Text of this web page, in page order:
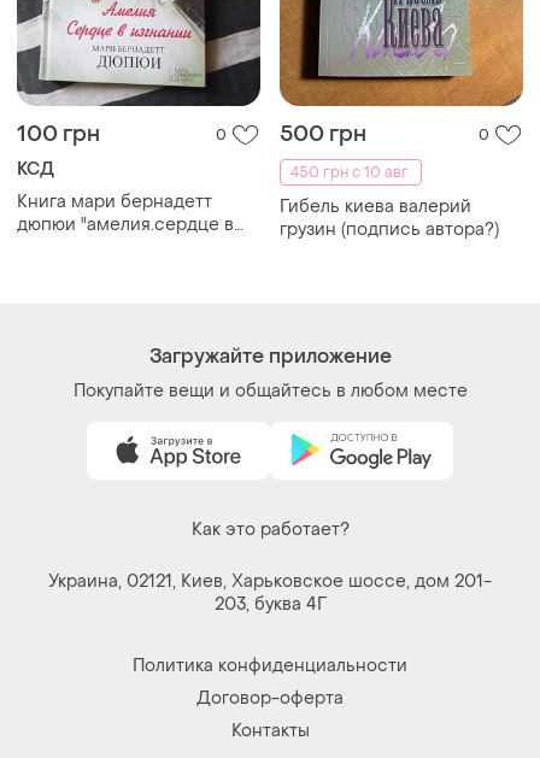
КСД
Книга мари бернадетт
дюпюи "амелия.сердце в
изгнании"
450 грн с 10 авг.
Гибель киева валерий
грузин (подпись автора?)
Загружайте приложение
Покупайте вещи и общайтесь в любом месте
Как это работает?
Украина, 02121, Киев, Харьковское шоссе, дом 201-
203, буква 4Г
Политика конфиденциальности
Контакты